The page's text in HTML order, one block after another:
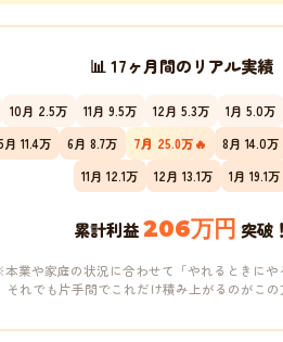
📊 17ヶ月間のリアル実績
10月 2.5万 11月 9.5万 12月 5.3万 1月 5.0万
月 11.4万 6月 8.7万 7月 25.0万🔥 8月 14.0万
11月 12.1万
12月 13.1万 1月 19.1万
累計利益206万円 突破！
業や家庭の状況に合わせて「やれるときにや
それでも片手間でこれだけ積み上がるのがこの